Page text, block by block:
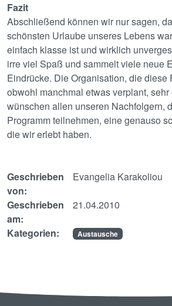
Fazit
Abschließend können wir nur sagen,
schönsten Urlaube unseres Lebens
einfach klasse ist und wirklich
irre viel Spaß und sammelt viele neue
Eindrücke. Die Organisation, die diese
obwohl manchmal etwas verplant,
wünschen allen unseren Nachfolgern,
Programm teilnehmen, eine genauso
die wir erlebt haben.
Geschrieben
von:
Evangelia Karakoliou
Geschrieben
am:
21.04.2010
Kategorien: Austausche